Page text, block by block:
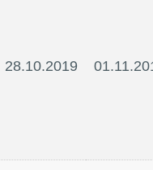
28.10.2019